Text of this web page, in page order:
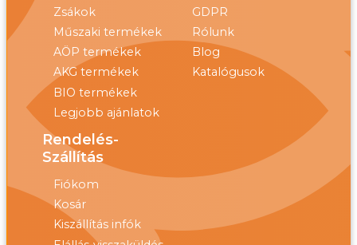
Zsákok
Műszaki termékek
AÖP termékek
AKG termékek
BIO termékek
Legjobb ajánlatok
GDPR
Rólunk
Blog
Katalógusok
Rendelés-
Szállítás
Fiókom
Kosár
Kiszállítás infók